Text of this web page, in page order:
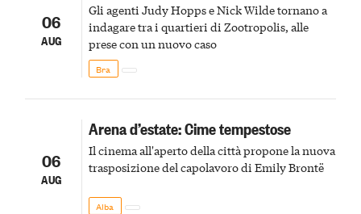
06
AUG
Gli agenti Judy Hopps e Nick Wilde tornano a
indagare tra i quartieri di Zootropolis, alle
prese con un nuovo caso
Bra
06
AUG
Arena d’estate: Cime tempestose
Il cinema all'aperto della città propone la nuova
trasposizione del capolavoro di Emily Brontë
Alba